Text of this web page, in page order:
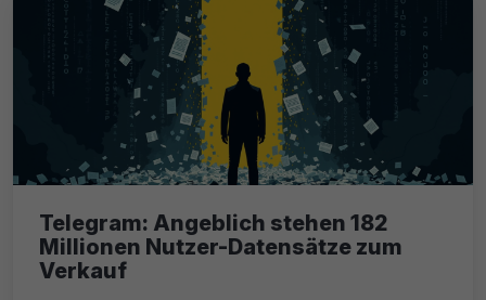
Telegram: Angeblich stehen 182
Millionen Nutzer-Datensätze zum
Verkauf